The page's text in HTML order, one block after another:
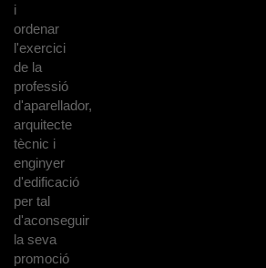
i
ordenar
l'exercici
de la
professió
d'aparellador,
arquitecte
tècnic i
enginyer
d'edificació
per tal
d'aconseguir
la seva
promoció